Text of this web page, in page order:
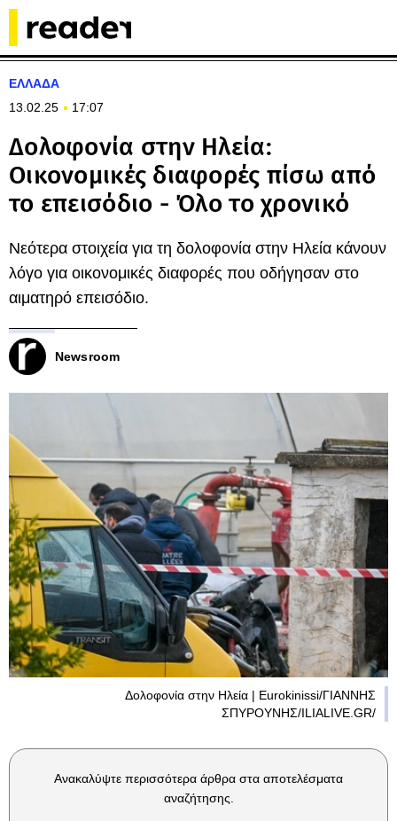
ΕΛΛΑΔΑ
13.02.25
17:07
Δολοφονία στην Ηλεία:
Οικονομικές διαφορές πίσω από
το επεισόδιο - Όλο το χρονικό
Νεότερα στοιχεία για τη δολοφονία στην Ηλεία κάνουν
λόγο για οικονομικές διαφορές που οδήγησαν στο
αιματηρό επεισόδιο.
Newsroom
Δολοφονία στην Ηλεία | Eurokinissi/ΓΙΑΝΝΗΣ
ΣΠΥΡΟΥΝΗΣ/ILIALIVE.GR/
Ανακαλύψτε περισσότερα άρθρα στα αποτελέσματα
αναζήτησης.